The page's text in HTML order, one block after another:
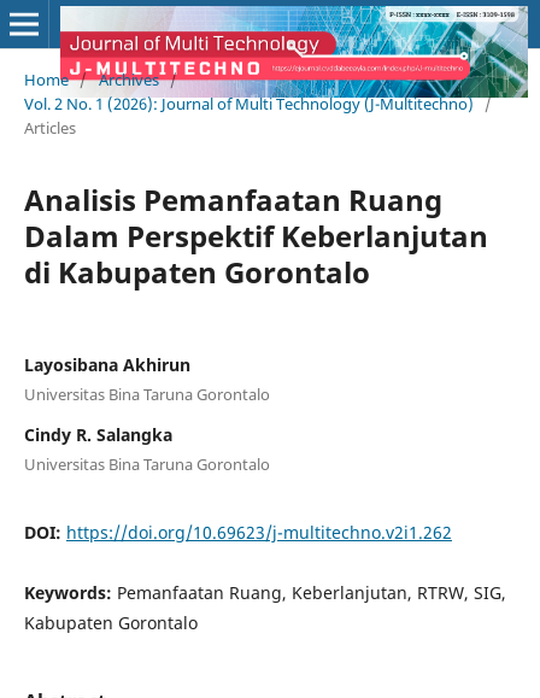
Home / Archives /
Vol. 2 No. 1 (2026): Journal of Multi Technology (J-Multitechno) /
Articles
Analisis Pemanfaatan Ruang
Dalam Perspektif Keberlanjutan
di Kabupaten Gorontalo
Layosibana Akhirun
Universitas Bina Taruna Gorontalo
Cindy R. Salangka
Universitas Bina Taruna Gorontalo
DOI: https://doi.org/10.69623/j-multitechno.v2i1.262
Keywords: Pemanfaatan Ruang, Keberlanjutan, RTRW, SIG,
Kabupaten Gorontalo